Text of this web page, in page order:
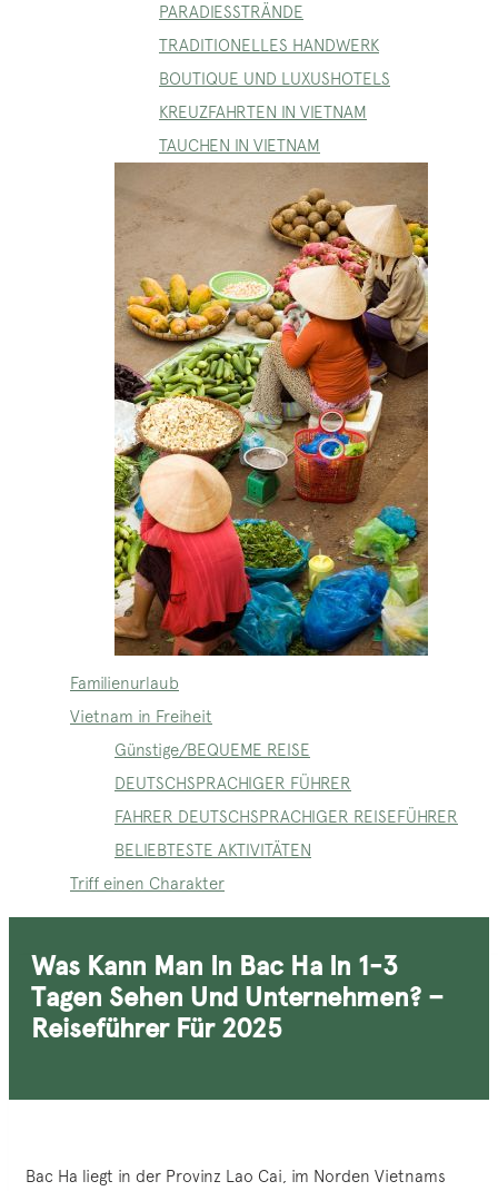
PARADIESSTRÄNDE
TRADITIONELLES HANDWERK
BOUTIQUE UND LUXUSHOTELS
KREUZFAHRTEN IN VIETNAM
TAUCHEN IN VIETNAM
Familienurlaub
Vietnam in Freiheit
Günstige/BEQUEME REISE
DEUTSCHSPRACHIGER FÜHRER
FAHRER DEUTSCHSPRACHIGER REISEFÜHRER
BELIEBTESTE AKTIVITÄTEN
Triff einen Charakter
Was Kann Man In Bac Ha In 1-3
Tagen Sehen Und Unternehmen? –
Reiseführer Für 2025
Bac Ha liegt in der Provinz Lao Cai, im Norden Vietnams